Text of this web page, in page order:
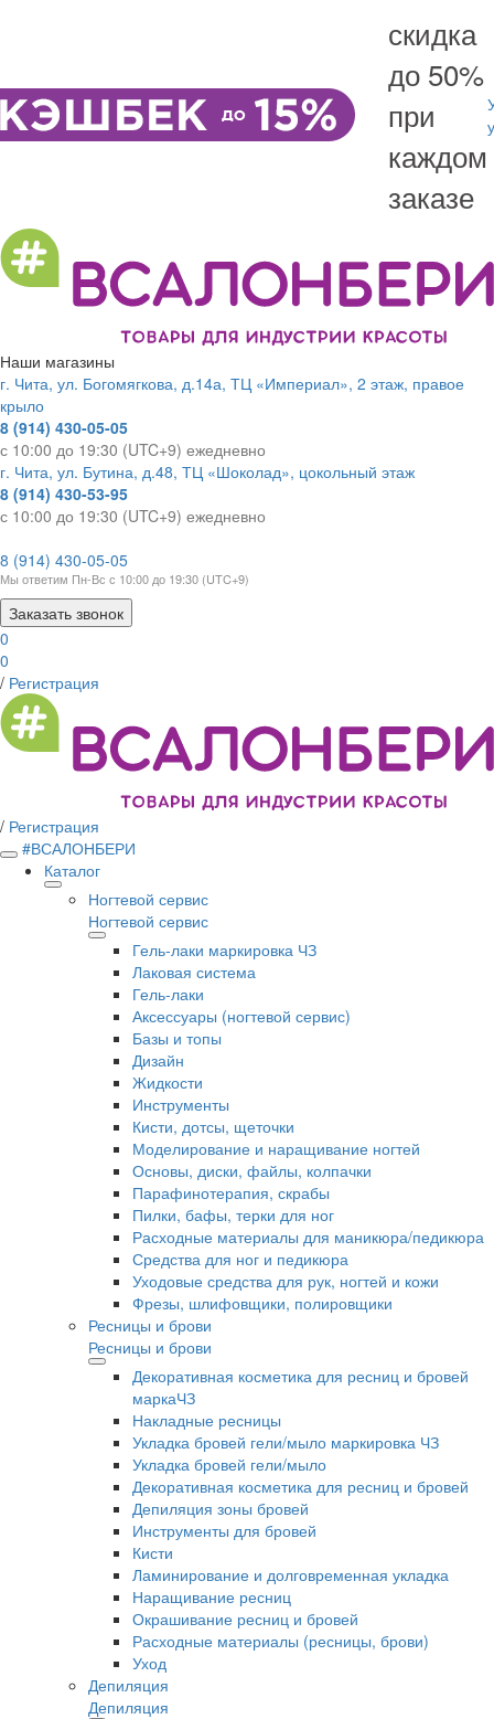
скидка
до 50%
при
каждом
заказе
Наши магазины
г. Чита, ул. Богомягкова, д.14а, ТЦ «Империал», 2 этаж, правое
крыло
8 (914) 430-05-05
с 10:00 до 19:30 (UTC+9) ежедневно
г. Чита, ул. Бутина, д.48, ТЦ «Шоколад», цокольный этаж
8 (914) 430-53-95
с 10:00 до 19:30 (UTC+9) ежедневно
8 (914) 430-05-05
Мы ответим Пн-Вс с 10:00 до 19:30 (UTC+9)
Заказать звонок
0
0
/ Регистрация
/ Регистрация
#ВСАЛОНБЕРИ
Каталог
Ногтевой сервис
Ногтевой сервис
Гель-лаки маркировка ЧЗ
Лаковая система
Гель-лаки
Аксессуары (ногтевой сервис)
Базы и топы
Дизайн
Жидкости
Инструменты
Кисти, дотсы, щеточки
Моделирование и наращивание ногтей
Основы, диски, файлы, колпачки
Парафинотерапия, скрабы
Пилки, бафы, терки для ног
Расходные материалы для маникюра/педикюра
Средства для ног и педикюра
Уходовые средства для рук, ногтей и кожи
Фрезы, шлифовщики, полировщики
Ресницы и брови
Ресницы и брови
Декоративная косметика для ресниц и бровей
маркаЧЗ
Накладные ресницы
Укладка бровей гели/мыло маркировка ЧЗ
Укладка бровей гели/мыло
Декоративная косметика для ресниц и бровей
Депиляция зоны бровей
Инструменты для бровей
Кисти
Ламинирование и долговременная укладка
Наращивание ресниц
Окрашивание ресниц и бровей
Расходные материалы (ресницы, брови)
Уход
Депиляция
Депиляция